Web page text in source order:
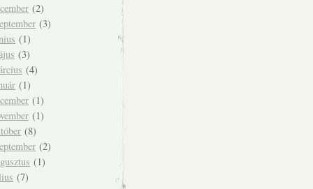
(2)
(3)
(1)
(3)
(4)
(1)
(1)
(1)
(8)
(2)
(1)
(7)